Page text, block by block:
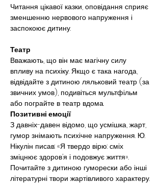
Читання цікавої казки, оповідання сприяє
зменшенню нервового напруження і
заспокоює дитину.
Театр
Вважають, що він має магічну силу
впливу на психіку. Якщо є така нагода,
відвідайте з дитиною ляльковий театр (за
звичних умов), подивіться мультфільм
або пограйте в театр вдома.
Позитивні емоції
З давніх-давен відомо, що усмішка, жарт,
гумор знімають психічне напруження. Ю.
Нікулін писав: «Я твердо вірю: сміх
зміцнює здоров’я і подовжує життя».
Почитайте з дитиною гуморески або інші
літературні твори жартівливого характеру.